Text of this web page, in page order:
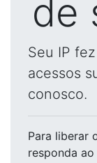
de
Seu IP
acessos
conosco.
Para liberar
responda